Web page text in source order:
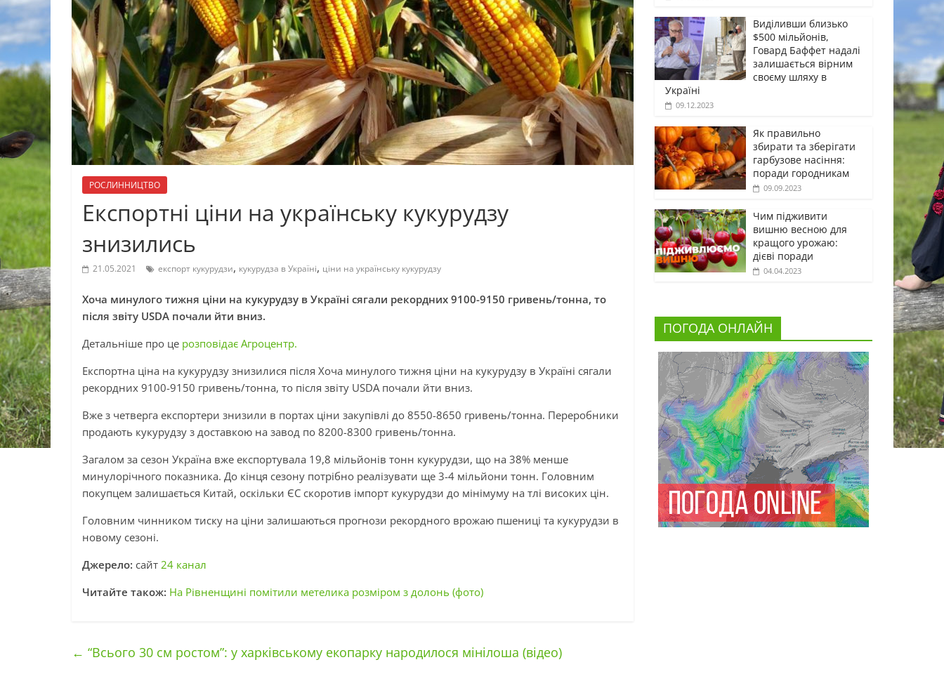
РОСЛИННИЦТВО
Експортні ціни на українську кукурудзу
знизились
21.05.2021 експорт кукурудзи, кукурудза в Україні, ціни на українську кукурудзу
Хоча минулого тижня ціни на кукурудзу в Україні сягали рекордних 9100-9150 гривень/тонна, то
після звіту USDA почали йти вниз.
Детальніше про це розповідає Агроцентр.
Експортна ціна на кукурудзу знизилися після Хоча минулого тижня ціни на кукурудзу в Україні сягали
рекордних 9100-9150 гривень/тонна, то після звіту USDA почали йти вниз.
Вже з четверга експортери знизили в портах ціни закупівлі до 8550-8650 гривень/тонна. Переробники
продають кукурудзу з доставкою на завод по 8200-8300 гривень/тонна.
Загалом за сезон Україна вже експортувала 19,8 мільйонів тонн кукурудзи, що на 38% менше
минулорічного показника. До кінця сезону потрібно реалізувати ще 3-4 мільйони тонн. Головним
покупцем залишається Китай, оскільки ЄС скоротив імпорт кукурудзи до мінімуму на тлі високих цін.
Головним чинником тиску на ціни залишаються прогнози рекордного врожаю пшениці та кукурудзи в
новому сезоні.
Джерело: сайт 24 канал
Читайте також: На Рівненщині помітили метелика розміром з долонь (фото)
← “Всього 30 см ростом”: у харківському екопарку народилося мінілоша (відео)
Виділивши близько
$500 мільйонів,
Говард Баффет надалі
залишається вірним
своєму шляху в
Україні
09.12.2023
Як правильно
збирати та зберігати
гарбузове насіння:
поради городникам
09.09.2023
Чим підживити
вишню весною для
кращого урожаю:
дієві поради
04.04.2023
ПОГОДА ОНЛАЙН